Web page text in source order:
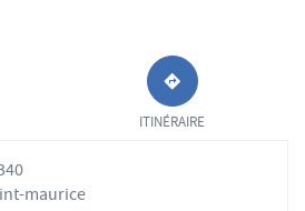
ITINÉRAIRE
JUSQU'AU
POINT
DE
maurice